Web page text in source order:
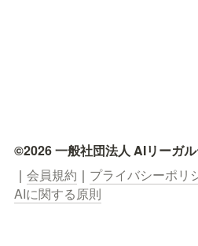
以
©2026 一般社団法人 AIリーガ
｜ 会員規約 ｜ プライバシーポリ
AIに関する原則